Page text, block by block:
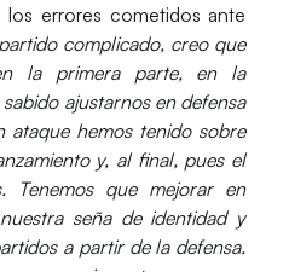
los errores cometidos ante
complicado, creo que
la primera parte, en la
ajustarnos en defensa
hemos tenido sobre
y, al final, pues el
Tenemos que mejorar en
seña de identidad y
a partir de la defensa.